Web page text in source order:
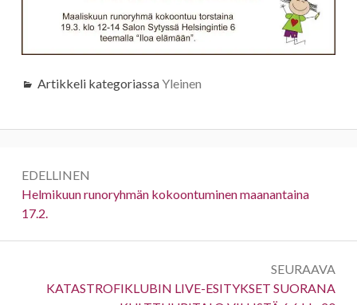
Artikkeli kategoriassaYleinen
selaus
EDELLINEN
Edellinen:
Helmikuun runoryhmän kokoontuminen maanantaina
17.2.
SEURAAVA
Seuraava:
KATASTROFIKLUBIN LIVE-ESITYKSET SUORANA